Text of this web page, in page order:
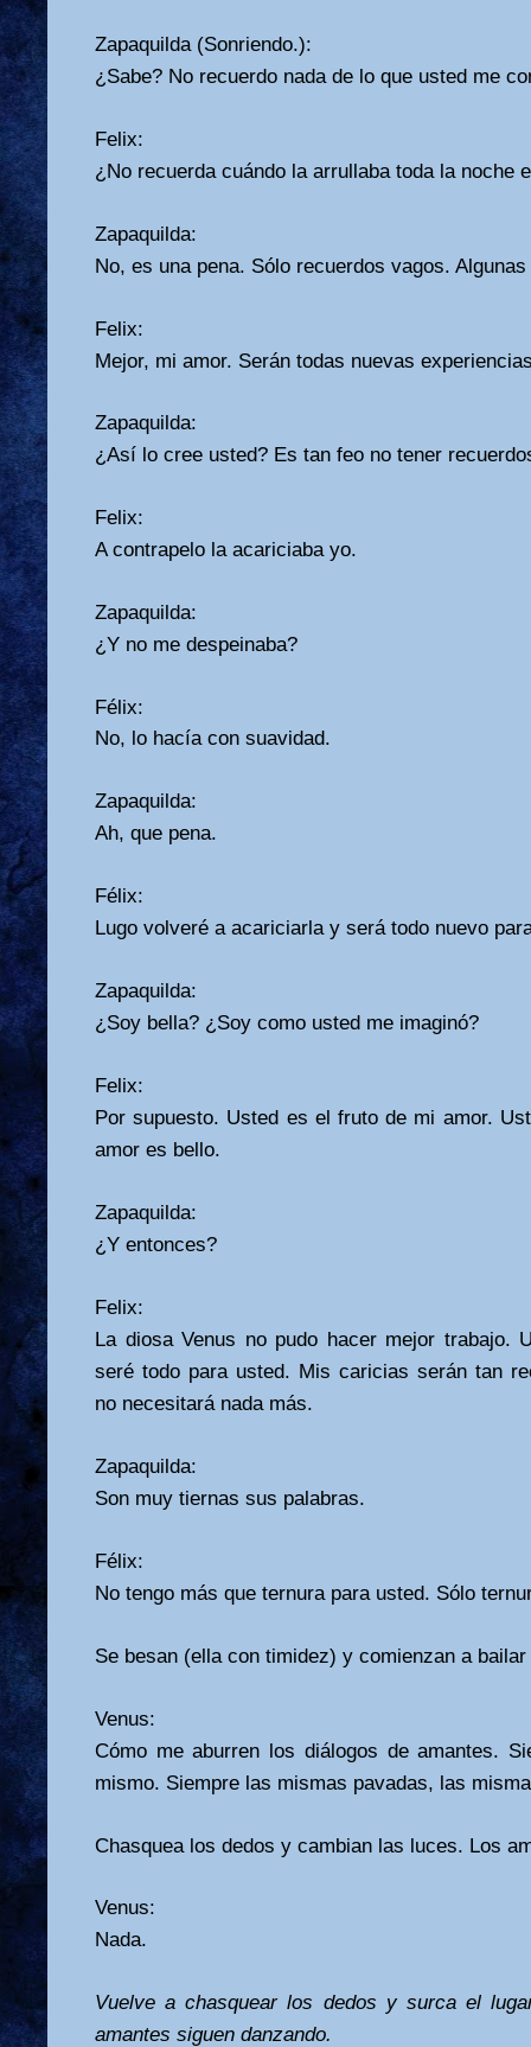
Zapaquilda (Sonriendo.):
¿Sabe? No recuerdo nada de lo que usted me
Felix:
¿No recuerda cuándo la arrullaba toda la noche
Zapaquilda:
No, es una pena. Sólo recuerdos vagos.
Felix:
Mejor, mi amor. Serán todas nuevas
Zapaquilda:
¿Así lo cree usted? Es tan feo no tener
Felix:
A contrapelo la acariciaba yo.
Zapaquilda:
¿Y no me despeinaba?
Félix:
No, lo hacía con suavidad.
Zapaquilda:
Ah, que pena.
Félix:
Lugo volveré a acariciarla y será todo nuevo
Zapaquilda:
¿Soy bella? ¿Soy como usted me imaginó?
Felix:
Por supuesto. Usted es el fruto de mi amor.
amor es bello.
Zapaquilda:
¿Y entonces?
Felix:
La diosa Venus no pudo hacer mejor trabajo.
seré todo para usted. Mis caricias serán tan
no necesitará nada más.
Zapaquilda:
Son muy tiernas sus palabras.
Félix:
No tengo más que ternura para usted. Sólo
Se besan (ella con timidez) y comienzan a
Venus:
Cómo me aburren los diálogos de amantes.
mismo. Siempre las mismas pavadas, las
Chasquea los dedos y cambian las luces. Los
Venus:
Nada.
Vuelve a chasquear los dedos y surca el
amantes siguen danzando.